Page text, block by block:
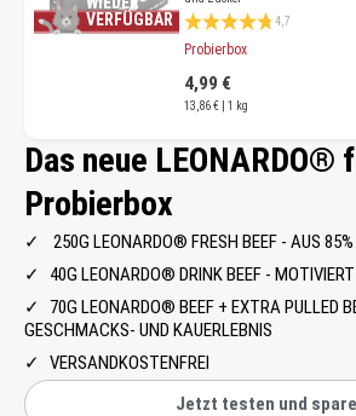
VERFÜGBAR
Durchschnittliche
4,7
Probierbox
4,99 €
13,86 € | 1 kg
Das neue LEONARDO®
Probierbox
250G LEONARDO® FRESH BEEF - AUS
40G LEONARDO® DRINK BEEF -
70G LEONARDO® BEEF + EXTRA PULLED
GESCHMACKS- UND KAUERLEBNIS
VERSANDKOSTENFREI
Jetzt testen und